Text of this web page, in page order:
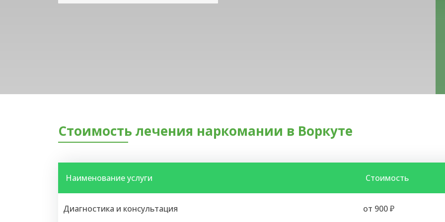
Стоимость лечения наркомании в Воркуте
Наименование услуги Стоимость
Диагностика и консультация от 900 ₽